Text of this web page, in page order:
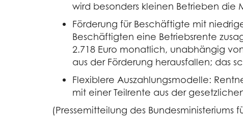
wird besonders kleinen Betrieben die
Förderung für Beschäftigte mit
Beschäftigten eine Betriebsrente
2.718 Euro monatlich, unabhängig
aus der Förderung herausfallen; das
Flexiblere Auszahlungsmodelle:
mit einer Teilrente aus der
(Pressemitteilung des Bundesministeriums